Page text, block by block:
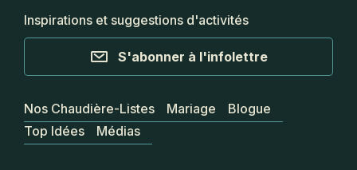
Inspirations et suggestions d'activités
S'abonner à l'infolettre
Nos Chaudière-Listes Mariage
Blogue
Top Idées
Médias